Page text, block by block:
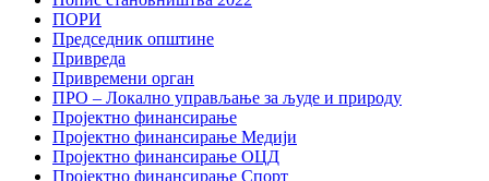
ПОРИ
Председник општине
Привреда
Привремени орган
ПРО – Локално управљање за људе и природу
Пројектно финансирање
Пројектно финансирање Медији
Пројектно финансирање ОЦД
Пројектно финансирање Спорт